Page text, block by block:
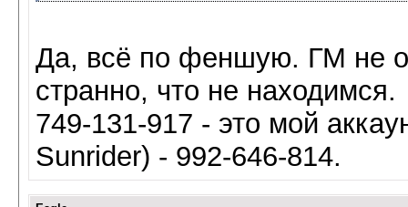
Да, всё по феншую. ГМ не
странно, что не находимся.
749-131-917 - это мой
Sunrider) - 992-646-814.